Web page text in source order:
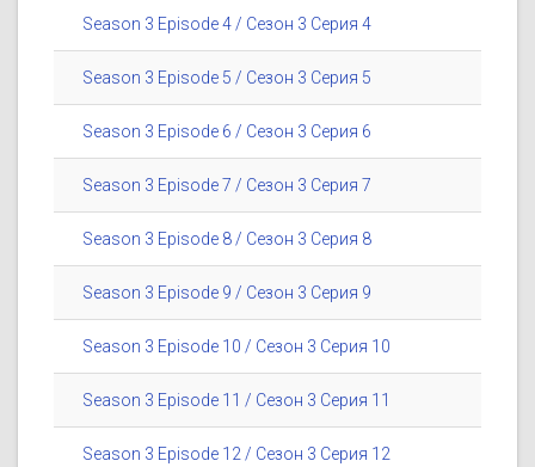
Season 3 Episode 4 / Сезон 3 Серия 4
Season 3 Episode 5 / Сезон 3 Серия 5
Season 3 Episode 6 / Сезон 3 Серия 6
Season 3 Episode 7 / Сезон 3 Серия 7
Season 3 Episode 8 / Сезон 3 Серия 8
Season 3 Episode 9 / Сезон 3 Серия 9
Season 3 Episode 10 / Сезон 3 Серия 10
Season 3 Episode 11 / Сезон 3 Серия 11
Season 3 Episode 12 / Сезон 3 Серия 12